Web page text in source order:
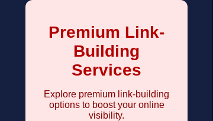
Premium Link-
Building
Services
Explore premium link-building
options to boost your online
visibility.